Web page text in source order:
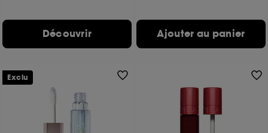
Découvrir Ajouter au panier
Exclu